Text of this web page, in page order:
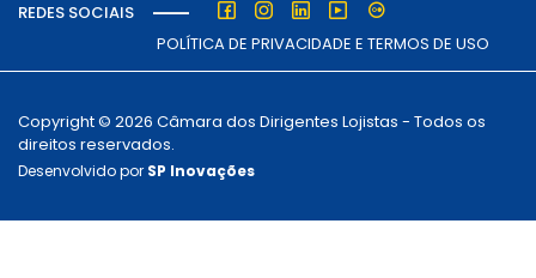
REDES SOCIAIS
POLÍTICA DE PRIVACIDADE E TERMOS DE USO
Copyright © 2026 Câmara dos Dirigentes Lojistas - Todos os
direitos reservados.
Desenvolvido por SP Inovações